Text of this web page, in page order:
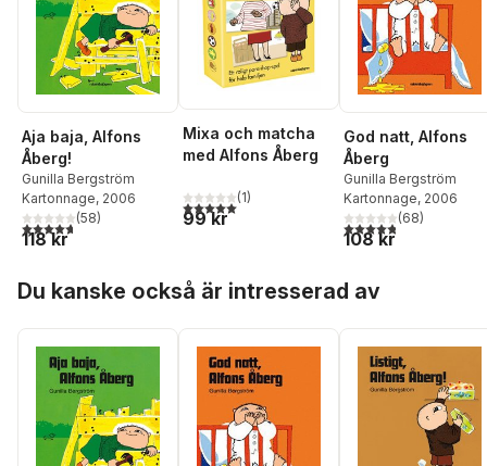
Aja baja, Alfons
Åberg!
Gunilla Bergström
Kartonnage, 2006
4,7utav 5 stjärnor. Totalt antal röster:
(58)
118 kr
Mixa och matcha
med Alfons Åberg
5,0utav 5 stjärnor. Totalt antal röster:
(1)
99 kr
God natt, Alfons
Åberg
Gunilla Bergström
Kartonnage, 2006
4,8utav 5 stjärnor.
(68)
108 kr
Du kanske också är intresserad av